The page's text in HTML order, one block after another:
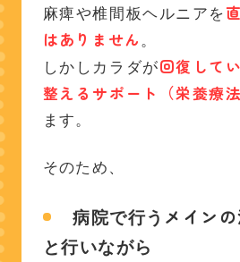
麻痺や椎間板ヘルニアを
はありません 。
しかしカラダが回復して
整えるサポート（栄養療法
ます。
そのため、
病院で行う メイン
と行いながら